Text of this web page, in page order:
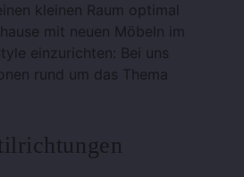
kleinen Raum optimal
mit neuen Möbeln im
einzurichten: Bei uns
rund um das Thema